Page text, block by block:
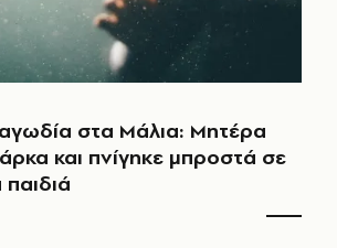
στα Μάλια: Μητέρα
και πνίγηκε μπροστά σε